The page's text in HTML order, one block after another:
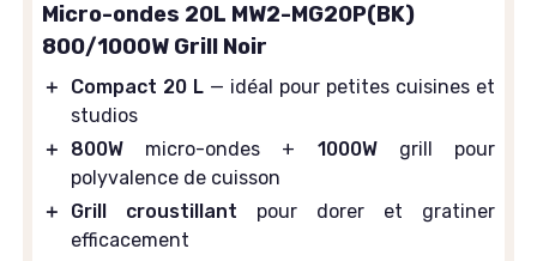
Micro-ondes 20L MW2-MG20P(BK)
800/1000W Grill Noir
＋ Compact 20 L — idéal pour petites cuisines et
studios
＋
800W micro-ondes + 1000Wgrill pour
polyvalence de cuisson
＋
Grill croustillant pour dorer et gratiner
efficacement